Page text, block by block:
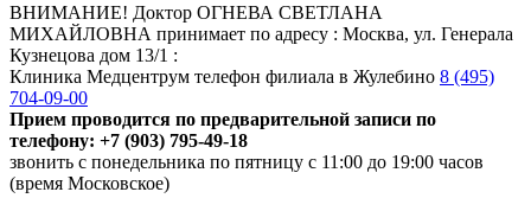
ВНИМАНИЕ! Доктор ОГНЕВА СВЕТЛАНА
МИХАЙЛОВНА принимает по адресу : Москва, ул. Генерала
Кузнецова дом 13/1 :
Клиника Медцентрум телефон филиала в Жулебино 8 (495)
704-09-00
Прием проводится по предварительной записи по
телефону: +7 (903) 795-49-18
звонить с понедельника по пятницу с 11:00 до 19:00 часов
(время Московское)